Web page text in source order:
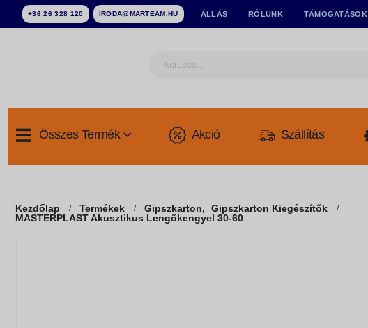
+36 26 328 120 IRODA@MARTEAM.HU ÁLLÁS RÓLUNK TÁMOGATÁSOK
Összes Termék Akció Szállítás
Kezdőlap Termékek Gipszkarton,
Gipszkarton Kiegészítők
MASTERPLAST Akusztikus Lengőkengyel 30-60